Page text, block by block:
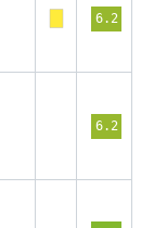
6.2
6.2